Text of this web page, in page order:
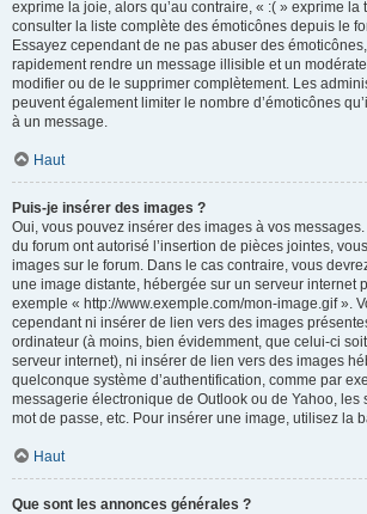
exprime la joie, alors qu’au contraire, « :( » exprime la
consulter la liste complète des émoticônes depuis le
Essayez cependant de ne pas abuser des
rapidement rendre un message illisible et un
modifier ou de le supprimer complètement. Les
peuvent également limiter le nombre d’émoticônes
à un message.
Haut
Puis-je insérer des images ?
Oui, vous pouvez insérer des images à vos
du forum ont autorisé l’insertion de pièces jointes,
images sur le forum. Dans le cas contraire, vous
une image distante, hébergée sur un serveur internet
exemple « http://www.exemple.com/mon-image.gif ».
cependant ni insérer de lien vers des images
ordinateur (à moins, bien évidemment, que celui-ci
serveur internet), ni insérer de lien vers des images
quelconque système d’authentification, comme par
messagerie électronique de Outlook ou de Yahoo, les
mot de passe, etc. Pour insérer une image, utilisez la
Haut
Que sont les annonces générales ?